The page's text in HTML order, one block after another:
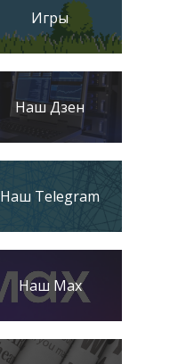
Игры
Наш Дзен
Наш Telegram
Наш Max